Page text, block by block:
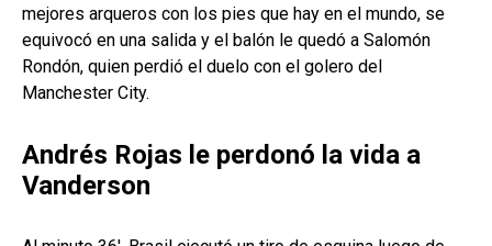
mejores arqueros con los pies que hay en el mundo, se
equivocó en una salida y el balón le quedó a Salomón
Rondón, quien perdió el duelo con el golero del
Manchester City.
Andrés Rojas le perdonó la vida a
Vanderson